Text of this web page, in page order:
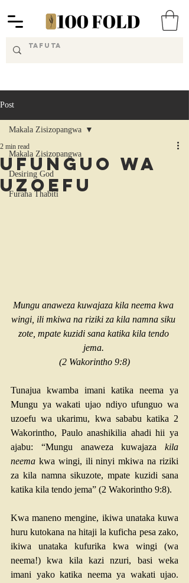
Post
Makala Zisizopangwa
Desiring God
Furaha Thabiti
Makala Zisizopangwa
Ufunguo wa
Uzoefu
2 min read
Mungu anaweza kuwajaza kila neema kwa
wingi, ili mkiwa na riziki za kila namna siku
zote, mpate kuzidi sana katika kila tendo
jema.
(2 Wakorintho 9:8)
Tunajua kwamba imani katika neema ya
Mungu ya wakati ujao ndiyo ufunguo wa
uzoefu wa ukarimu, kwa sababu katika 2
Wakorintho, Paulo anashikilia ahadi hii ya
ajabu: “Mungu anaweza kuwajaza kila
neema kwa wingi, ili ninyi mkiwa na riziki
za kila namna sikuzote, mpate kuzidi sana
katika kila tendo jema” (2 Wakorintho 9:8).
Kwa maneno mengine, ikiwa unataka kuwa
huru kutokana na hitaji la kuficha pesa zako,
ikiwa unataka kufurika kwa wingi (wa
neema!) kwa kila kazi nzuri, basi weka
imani yako katika neema ya wakati ujao.